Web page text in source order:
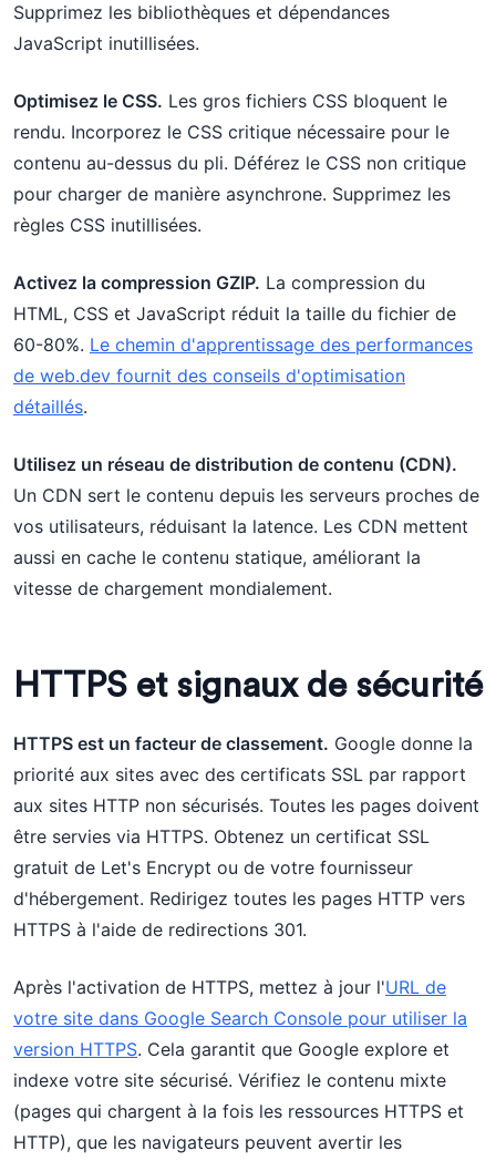
Supprimez les bibliothèques et dépendances
JavaScript inutillisées.
Optimisez le CSS. Les gros fichiers CSS bloquent le
rendu. Incorporez le CSS critique nécessaire pour le
contenu au-dessus du pli. Déférez le CSS non critique
pour charger de manière asynchrone. Supprimez les
règles CSS inutillisées.
Activez la compression GZIP. La compression du
HTML, CSS et JavaScript réduit la taille du fichier de
60-80%. Le chemin d'apprentissage des performances
de web.dev fournit des conseils d'optimisation
détaillés.
Utilisez un réseau de distribution de contenu (CDN).
Un CDN sert le contenu depuis les serveurs proches de
vos utilisateurs, réduisant la latence. Les CDN mettent
aussi en cache le contenu statique, améliorant la
vitesse de chargement mondialement.
HTTPS et signaux de sécurité
HTTPS est un facteur de classement. Google donne la
priorité aux sites avec des certificats SSL par rapport
aux sites HTTP non sécurisés. Toutes les pages doivent
être servies via HTTPS. Obtenez un certificat SSL
gratuit de Let's Encrypt ou de votre fournisseur
d'hébergement. Redirigez toutes les pages HTTP vers
HTTPS à l'aide de redirections 301.
Après l'activation de HTTPS, mettez à jour l'URL de
votre site dans Google Search Console pour utiliser la
version HTTPS. Cela garantit que Google explore et
indexe votre site sécurisé. Vérifiez le contenu mixte
(pages qui chargent à la fois les ressources HTTPS et
HTTP), que les navigateurs peuvent avertir les